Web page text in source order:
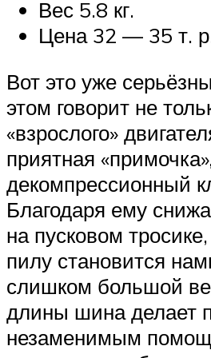
Вес 5.8 кг.
Цена 32 — 35 т.
Вот это уже
этом говорит не
«взрослого»
приятная
декомпрессионный
Благодаря ему
на пусковом
пилу становится
слишком большой
длины шина делает
незаменимым